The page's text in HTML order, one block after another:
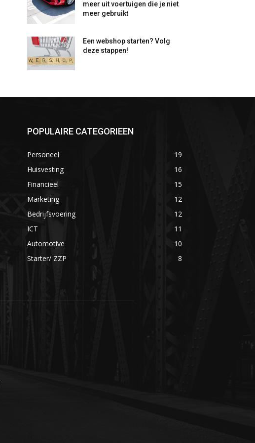
meer uit voertuigen die je niet
meer gebruikt
Een webshop starten? Volg
deze stappen!
POPULAIRE CATEGORIEEN
Personeel
19
Huisvesting
16
Financieel
15
Marketing
12
Bedrijfsvoering
12
ICT
11
Automotive
10
Starter/ ZZP
8